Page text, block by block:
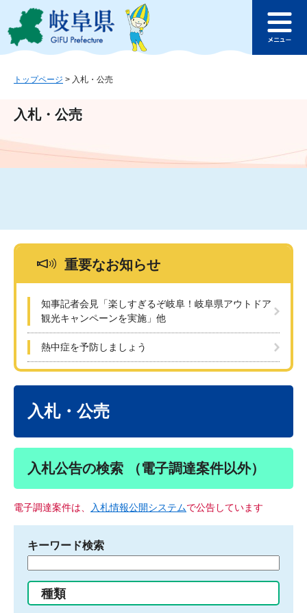
ジ
ュ
文
このページの本文へ
ュ
トップページ > 入札・公売
入札・公売
重要なお知らせ
知事記者会見「楽しすぎるぞ岐阜！岐阜県アウトドア
観光キャンペーンを実施」他
熱中症を予防しましょう
入札・公売
入札公告の検索 （電子調達案件以外）
電子調達案件は、 入札情報公開システムで公告しています
キーワード検索
る
種類